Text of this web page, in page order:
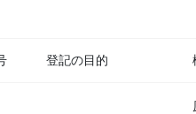
登記の目的